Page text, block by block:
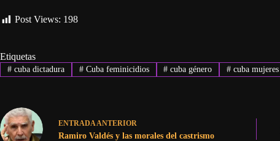
Post Views: 198
Etiquetas
#cuba dictadura #Cuba feminicidios # cuba género # cuba mujeres
ENTRADA ANTERIOR
Ramiro Valdés y las morales del castrismo